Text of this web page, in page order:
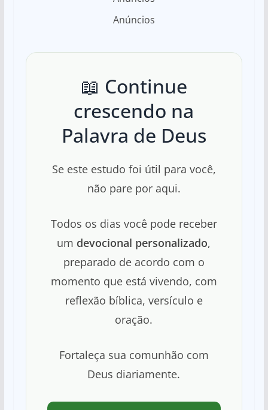
Anúncios
📖 Continue
crescendo na
Palavra de Deus
Se este estudo foi útil para você,
não pare por aqui.
Todos os dias você pode receber
um devocional personalizado,
preparado de acordo com o
momento que está vivendo, com
reflexão bíblica, versículo e
oração.
Fortaleça sua comunhão com
Deus diariamente.